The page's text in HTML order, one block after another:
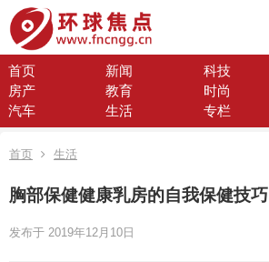
首页 新闻 科技
房产
教育 时尚
汽车
生活 专栏
首页 生活
胸部保健健康乳房的自我保健技巧
发布于 2019年12月10日